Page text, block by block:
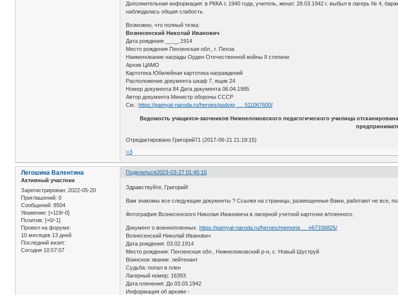
Дополнительная информация: в РККА с 1940 года, учитель, женат. 28.03.1942 г. выбыл в лагерь № 4,
наблюдалась общая слабость.
Возможно, что полный тезка:
Вознесенский Николай Иванович
Дата рождения __.__.1914
Место рождения Пензенская обл., г. Пенза
Наименование награды Орден Отечественной войны II степени
Архив ЦАМО
Картотека Юбилейная картотека награждений
Расположение документа шкаф 7, ящик 24
Номер документа 84 Дата документа 06.04.1985
Автор документа Министр обороны СССР
См.: https://pamyat-naroda.ru/heroes/podvig- … 511067600/
Ведомость учащихся-заочников Нижнеломовского педагогического училища
Отредактировано Григорий71 (2017-06-21 21:19:15)
+3
Поделиться2023-03-27 01:45:15
Легошина Валентина
Активный участник
Зарегистрирован: 2022-05-20
Приглашений: 0
Сообщений: 8504
Уважение: [+119/-0]
Позитив: [+0/-1]
Провел на форуме:
10 месяцев 13 дней
Последний визит:
Сегодня 10:57:07
Здравствуйте, Григорий!
Вам знакомы все следующие документы ? Ссылки на страницы, размещенные Вами, работают не все,
Фотография Вознесенского Николая Ивановича в лагерной учетной карточке в/пленного.
Документ о военнопленных.https://pamyat-naroda.ru/heroes/memoria … n67336825/
Вознесенский Николай Иванович
Дата рождения: 03.02.1914
Место рождения: Пензенская обл., Нижнеломовский р-н, с. Новый Шуструй
Воинское звание: лейтенант
Судьба: попал в плен
Лагерный номер: 16393
Дата пленения: До 03.03.1942
Информация об архиве -